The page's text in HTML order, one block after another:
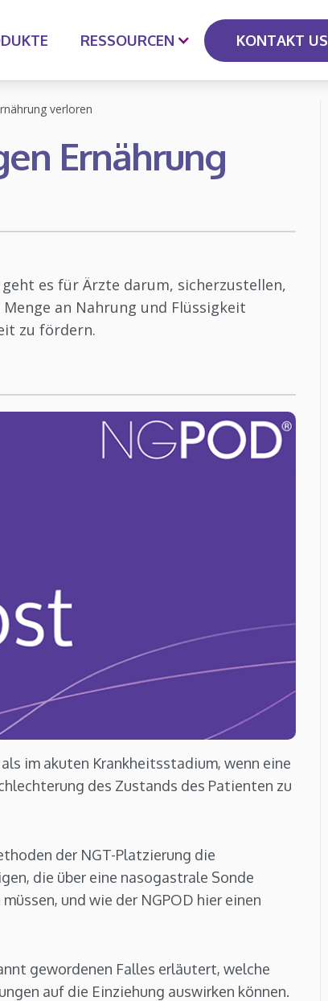
RESSOURCEN KONTAKT US
verloren
Ernährung
es für Ärzte darum, sicherzustellen,
an Nahrung und Flüssigkeit
zu fördern.
im akuten Krankheitsstadium, wenn eine
des Zustands des Patienten zu
der NGT-Platzierung die
die über eine nasogastrale Sonde
und wie der NGPOD hier einen
gewordenen Falles erläutert, welche
auf die Einziehung auswirken können.